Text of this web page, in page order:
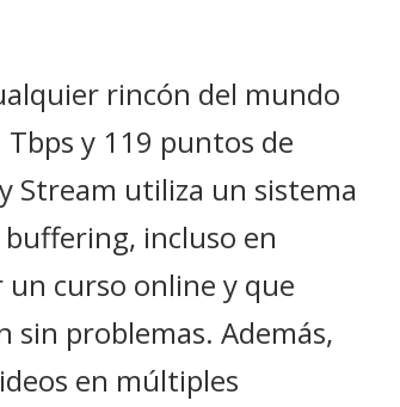
rincón del mundo
Tbps y 119 puntos de
Stream utiliza un sistema
incluso en
curso online y que
sin problemas. Además,
en múltiples